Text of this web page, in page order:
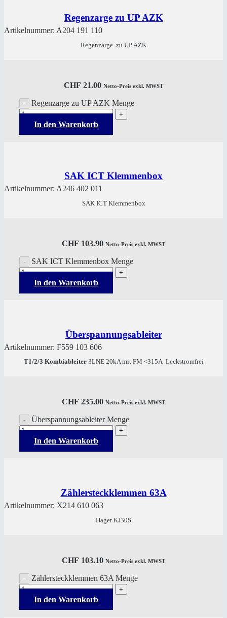
Regenzarge zu UP AZK
Artikelnummer: A204 191 110
Regenzarge zu UP AZK
CHF 21.00 Netto-Preis exkl. MWST
Regenzarge zu UP AZK Menge
In den Warenkorb
SAK ICT Klemmenbox
Artikelnummer: A246 402 011
SAK ICT Klemmenbox
CHF 103.90 Netto-Preis exkl. MWST
SAK ICT Klemmenbox Menge
In den Warenkorb
Überspannungsableiter
Artikelnummer: F559 103 606
T1/2/3 Kombiableiter3LNE 20kA mit FM <315A Leckstromfrei
CHF 235.00 Netto-Preis exkl. MWST
Überspannungsableiter Menge
In den Warenkorb
Zählersteckklemmen 63A
Artikelnummer: X214 610 063
Hager KJ30S
CHF 103.10 Netto-Preis exkl. MWST
Zählersteckklemmen 63A Menge
In den Warenkorb